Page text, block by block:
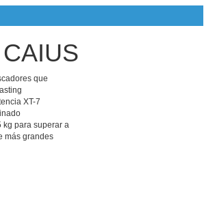
que
XT-7
kg para superar a
más grandes